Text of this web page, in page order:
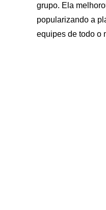
grupo. Ela
popularizando a
equipes de todo o